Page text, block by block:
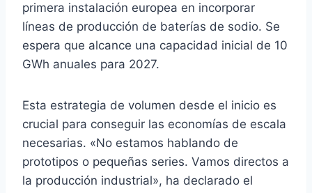
primera instalación europea en incorporar
líneas de producción de baterías de sodio. Se
espera que alcance una capacidad inicial de 10
GWh anuales para 2027.
Esta estrategia de volumen desde el inicio es
crucial para conseguir las economías de escala
necesarias. «No estamos hablando de
prototipos o pequeñas series. Vamos directos a
la producción industrial», ha declarado el